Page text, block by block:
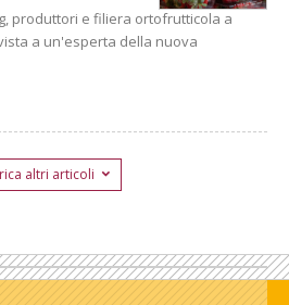
produttori e filiera ortofrutticola a
a un'esperta della nuova
altri articoli